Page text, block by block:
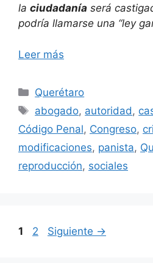
la ciudadanía será
podría llamarse una “ley
Leer más
Categorías
Querétaro
Etiquetas
abogado, autoridad ,
Código Penal, Congreso,
modificaciones, panista,
reproducción, sociales
Página
1 Página
2 Siguiente →